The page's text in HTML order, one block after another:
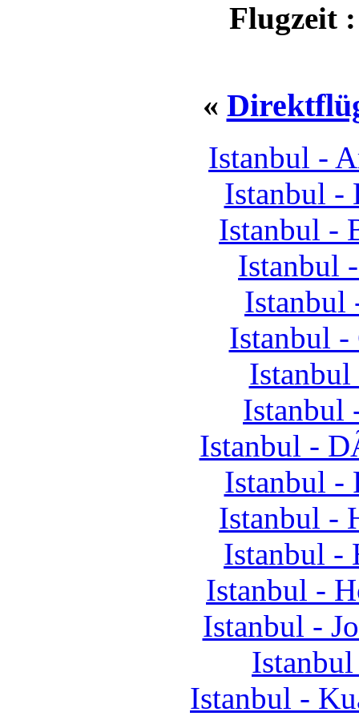
Flugzeit
«
Istanbul -
Istanbul -
Istanbul -
Istanbul
Istanbul -
Istanbul
Istanbul -
Istanbul -
Istanbul -
Istanbul -
Istanbul -
Istanbul -
Istanbul -